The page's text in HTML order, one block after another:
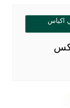
اكياس